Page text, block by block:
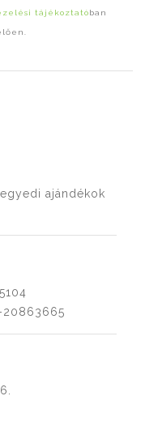
tájékoztatóban
ajándékok
20863665